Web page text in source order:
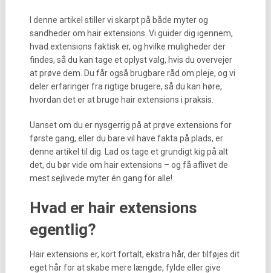
I denne artikel stiller vi skarpt på både myter og
sandheder om hair extensions. Vi guider dig igennem,
hvad extensions faktisk er, og hvilke muligheder der
findes, så du kan tage et oplyst valg, hvis du overvejer
at prøve dem. Du får også brugbare råd om pleje, og vi
deler erfaringer fra rigtige brugere, så du kan høre,
hvordan det er at bruge hair extensions i praksis.
Uanset om du er nysgerrig på at prøve extensions for
første gang, eller du bare vil have fakta på plads, er
denne artikel til dig. Lad os tage et grundigt kig på alt
det, du bør vide om hair extensions – og få aflivet de
mest sejlivede myter én gang for alle!
Hvad er hair extensions
egentlig?
Hair extensions er, kort fortalt, ekstra hår, der tilføjes dit
eget hår for at skabe mere længde, fylde eller give